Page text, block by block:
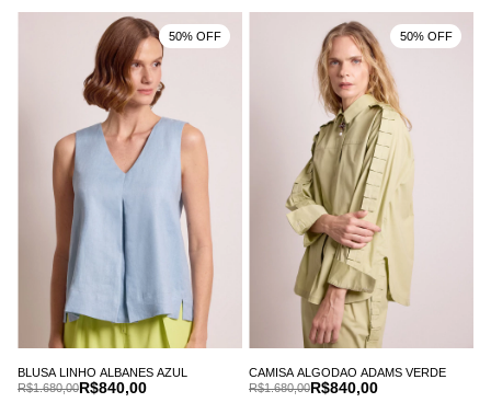
BLUSA LINHO ALBANES AZUL
R$840,00
R$1.680,00
50% OFF
CAMISA ALGODAO ADAMS VERDE
R$840,00
R$1.680,00
50% OFF